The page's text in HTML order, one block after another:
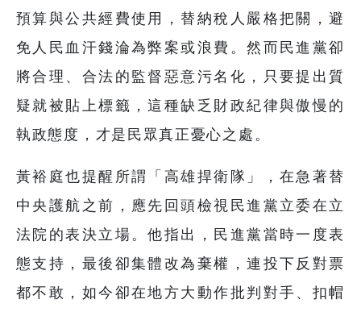
預算與公共經費使用，替納稅人嚴格把關，避
免人民血汗錢淪為弊案或浪費。然而民進黨卻
將合理、合法的監督惡意污名化，只要提出質
疑就被貼上標籤，這種缺乏財政紀律與傲慢的
執政態度，才是民眾真正憂心之處。
黃裕庭也提醒所謂「高雄捍衛隊」，在急著替
中央護航之前，應先回頭檢視民進黨立委在立
法院的表決立場。他指出，民進黨當時一度表
態支持，最後卻集體改為棄權，連投下反對票
都不敢，如今卻在地方大動作批判對手、扣帽